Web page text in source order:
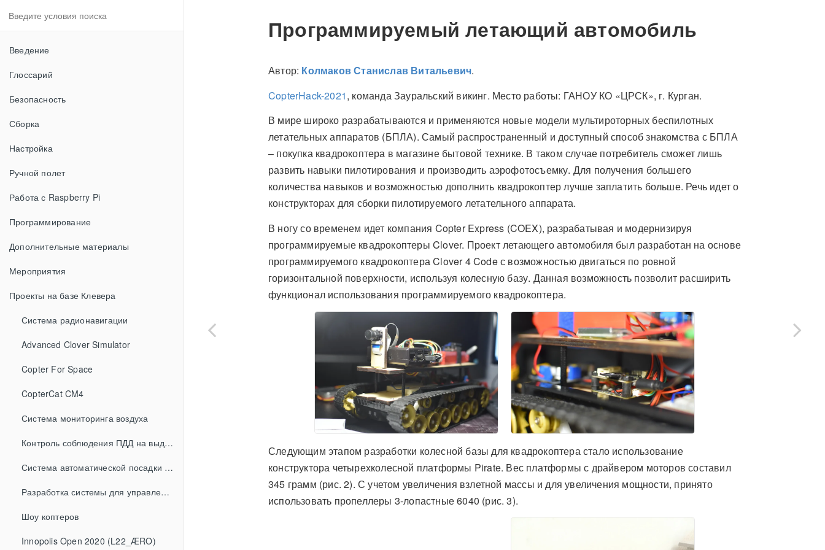
Введение
Глоссарий
Безопасность
Сборка
Настройка
Ручной полет
Работа с Raspberry Pi
Программирование
Дополнительные материалы
Мероприятия
Проекты на базе Клевера
Система радионавигации
Advanced Clover Simulator
Copter For Space
CopterCat CM4
Система мониторинга воздуха
Контроль соблюдения ПДД на выделенной полосе с дроном
Система автоматической посадки (AMLS)
Разработка системы для управления БПЛА с помощью шлема виртуальной реальности
Шоу коптеров
Innopolis Open 2020 (L22_ÆRO)
Программируемый летающий автомобиль
Автор: Колмаков Станислав Витальевич.
CopterHack-2021, команда Зауральский викинг. Место работы: ГАНОУ КО «ЦРСК», г. Курган.
В мире широко разрабатываются и применяются новые модели мультироторных беспилотных
летательных аппаратов (БПЛА). Самый распространенный и доступный способ знакомства с БПЛА
– покупка квадрокоптера в магазине бытовой технике. В таком случае потребитель сможет лишь
развить навыки пилотирования и производить аэрофотосъемку. Для получения большего
количества навыков и возможностью дополнить квадрокоптер лучше заплатить больше. Речь идет о
конструкторах для сборки пилотируемого летательного аппарата.
В ногу со временем идет компания Copter Express (COEX), разрабатывая и модернизируя
программируемые квадрокоптеры Clover. Проект летающего автомобиля был разработан на основе
программируемого квадрокоптера Clover 4 Code с возможностью двигаться по ровной
горизонтальной поверхности, используя колесную базу. Данная возможность позволит расширить
функционал использования программируемого квадрокоптера.
Следующим этапом разработки колесной базы для квадрокоптера стало использование
конструктора четырехколесной платформы Pirate. Вес платформы с драйвером моторов составил
345 грамм (рис. 2). С учетом увеличения взлетной массы и для увеличения мощности, принято
использовать пропеллеры 3-лопастные 6040 (рис. 3).